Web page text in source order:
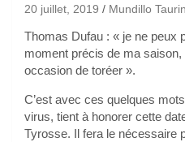
20 juillet, 2019 Mundillo
Thomas Dufau : « je ne peux
moment précis de ma
occasion de toréer ».
C’est avec ces quelques
virus, tient à honorer cette
Tyrosse. Il fera le nécessaire